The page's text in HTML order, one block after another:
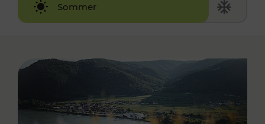
Sommer
Winter